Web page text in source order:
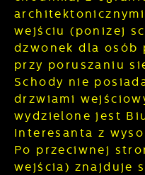
wejściu (poniżej
dzwonek dla osób
przy poruszaniu
Schody nie
drzwiami
wydzielone jest
Interesanta z
Po przeciwnej
wejścia) znajduje